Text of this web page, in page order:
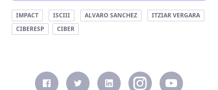
IMPACT ISCIII ALVARO SANCHEZ
ITZIAR VERGARA
CIBERESP
CIBER